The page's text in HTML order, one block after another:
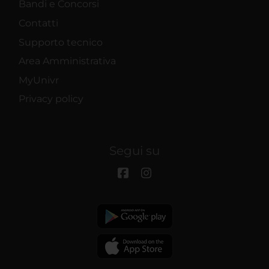
Bandi e Concorsi
Contatti
Supporto tecnico
Area Amministrativa
MyUnivr
Privacy policy
Segui su